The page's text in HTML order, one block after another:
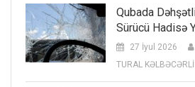
Qubada
Sürücü Hadisə
27 İyul 2026
TURAL KƏLBƏCƏRLİ